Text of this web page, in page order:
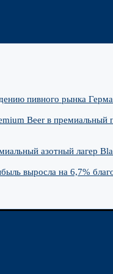
пивного рынка
Beer в премиальный
азотный лагер
выросла на 6,7%